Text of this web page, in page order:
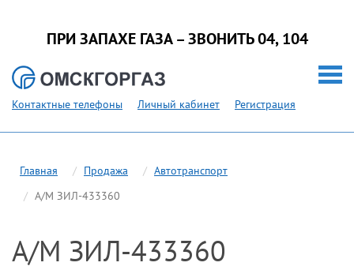
ПРИ ЗАПАХЕ ГАЗА – ЗВОНИТЬ 04, 104
Контактные телефоны Личный кабинет Регистрация
Главная Продажа
Автотранспорт
А/М ЗИЛ-433360
А/М ЗИЛ-433360